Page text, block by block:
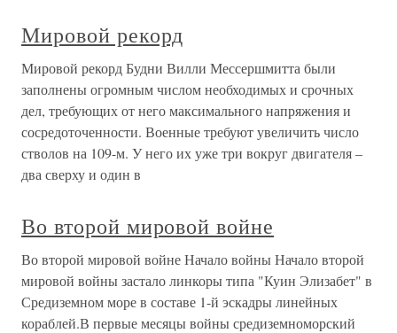
Мировой рекорд
Мировой рекорд Будни Вилли Мессершмитта были
заполнены огромным числом необходимых и срочных
дел, требующих от него максимального напряжения и
сосредоточенности. Военные требуют увеличить число
стволов на 109-м. У него их уже три вокруг двигателя –
два сверху и один в
Во второй мировой войне
Во второй мировой войне Начало войны Начало второй
мировой войны застало линкоры типа "Куин Элизабет" в
Средиземном море в составе 1-й эскадры линейных
кораблей.В первые месяцы войны средиземноморский